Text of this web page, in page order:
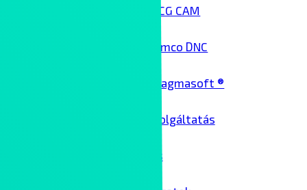
NCG CAM
Cimco DNC
Magmasoft ®
Architekt szolgáltatás
Üzemeltetés